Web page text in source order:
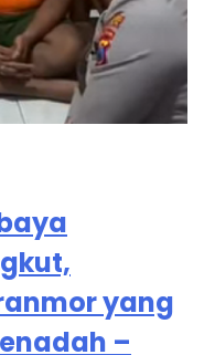
yang
–